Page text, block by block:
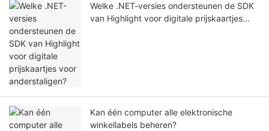
Welke .NET-versies ondersteunen de SDK
van Highlight voor digitale prijskaartjes
Kan één computer alle elektronische
winkellabels beheren?